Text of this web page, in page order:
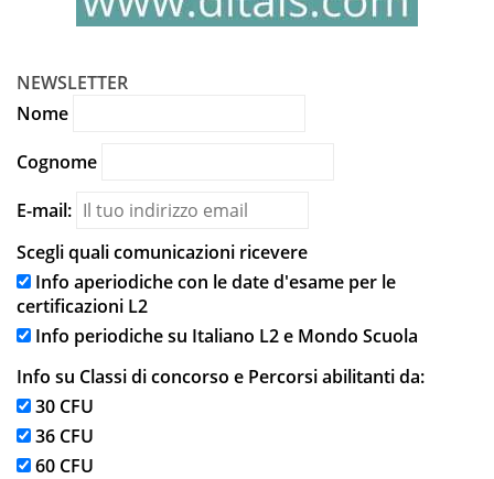
NEWSLETTER
Nome
Cognome
E-mail:
Scegli quali comunicazioni ricevere
Info aperiodiche con le date d'esame per le
certificazioni L2
Info periodiche su Italiano L2 e Mondo Scuola
Info su Classi di concorso e Percorsi abilitanti da:
30 CFU
36 CFU
60 CFU